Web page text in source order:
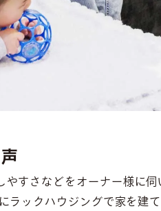
すさなどをオーナー様に伺
ラックハウジングで家を建